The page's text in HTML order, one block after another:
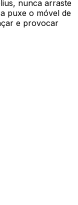
nunca arraste
puxe o móvel de
e provocar